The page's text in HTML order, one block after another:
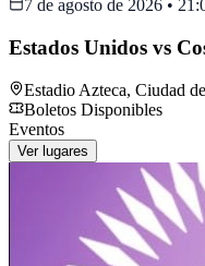
7 de agosto de 2026 •
Estados Unidos vs
Estadio Azteca, Ciudad
Boletos Disponibles
Eventos
Ver lugares